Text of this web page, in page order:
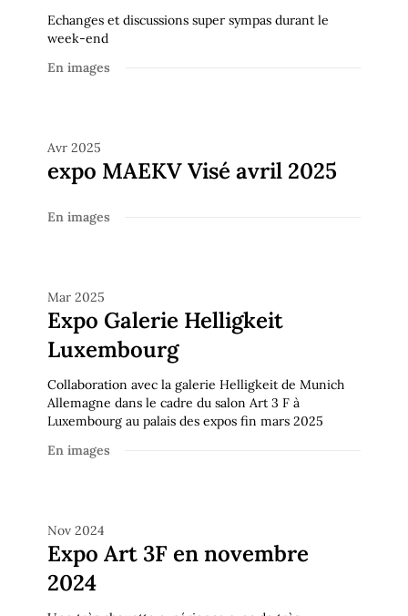
Echanges et discussions super sympas durant le
week-end
En images
Avr 2025
expo MAEKV Visé avril 2025
En images
Mar 2025
Expo Galerie Helligkeit
Luxembourg
Collaboration avec la galerie Helligkeit de Munich
Allemagne dans le cadre du salon Art 3 F à
Luxembourg au palais des expos fin mars 2025
En images
Nov 2024
Expo Art 3F en novembre
2024